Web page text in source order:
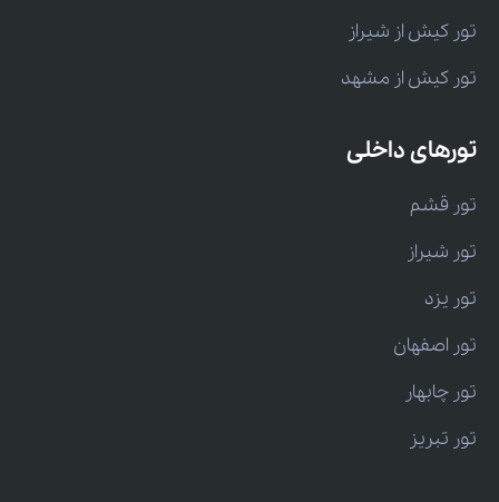
تور کیش از شیراز
تور کیش از مشهد
تورهای داخلی
تور قشم
تور شیراز
تور یزد
تور اصفهان
تور چابهار
تور تبریز